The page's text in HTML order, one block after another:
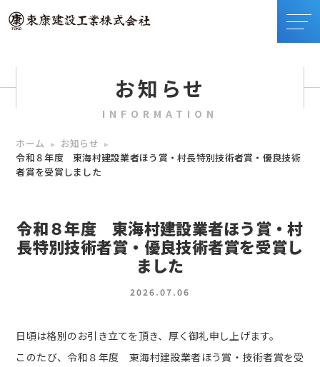
お知らせ
INFORMATION
ホーム
お知らせ
令和８年度 東海村建設業者ほう賞・村長特別技術者賞・優良技術
者賞を受賞しました
令和８年度 東海村建設業者ほう賞・村
長特別技術者賞・優良技術者賞を受賞し
ました
2026.07.06
日頃は格別のお引き立てを頂き、厚く御礼申し上げます。
このたび、令和８年度 東海村建設業者ほう賞・技術者賞を受